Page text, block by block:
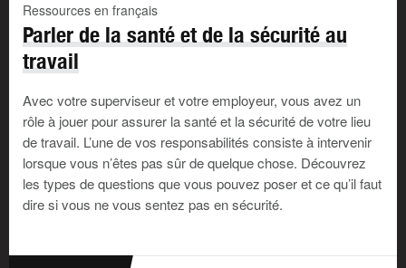
Ressources en français
Parler de la santé et de la sécurité au
travail
Avec votre superviseur et votre employeur, vous avez un
rôle à jouer pour assurer la santé et la sécurité de votre lieu
de travail. L’une de vos responsabilités consiste à intervenir
lorsque vous n’êtes pas sûr de quelque chose. Découvrez
les types de questions que vous pouvez poser et ce qu’il faut
dire si vous ne vous sentez pas en sécurité.